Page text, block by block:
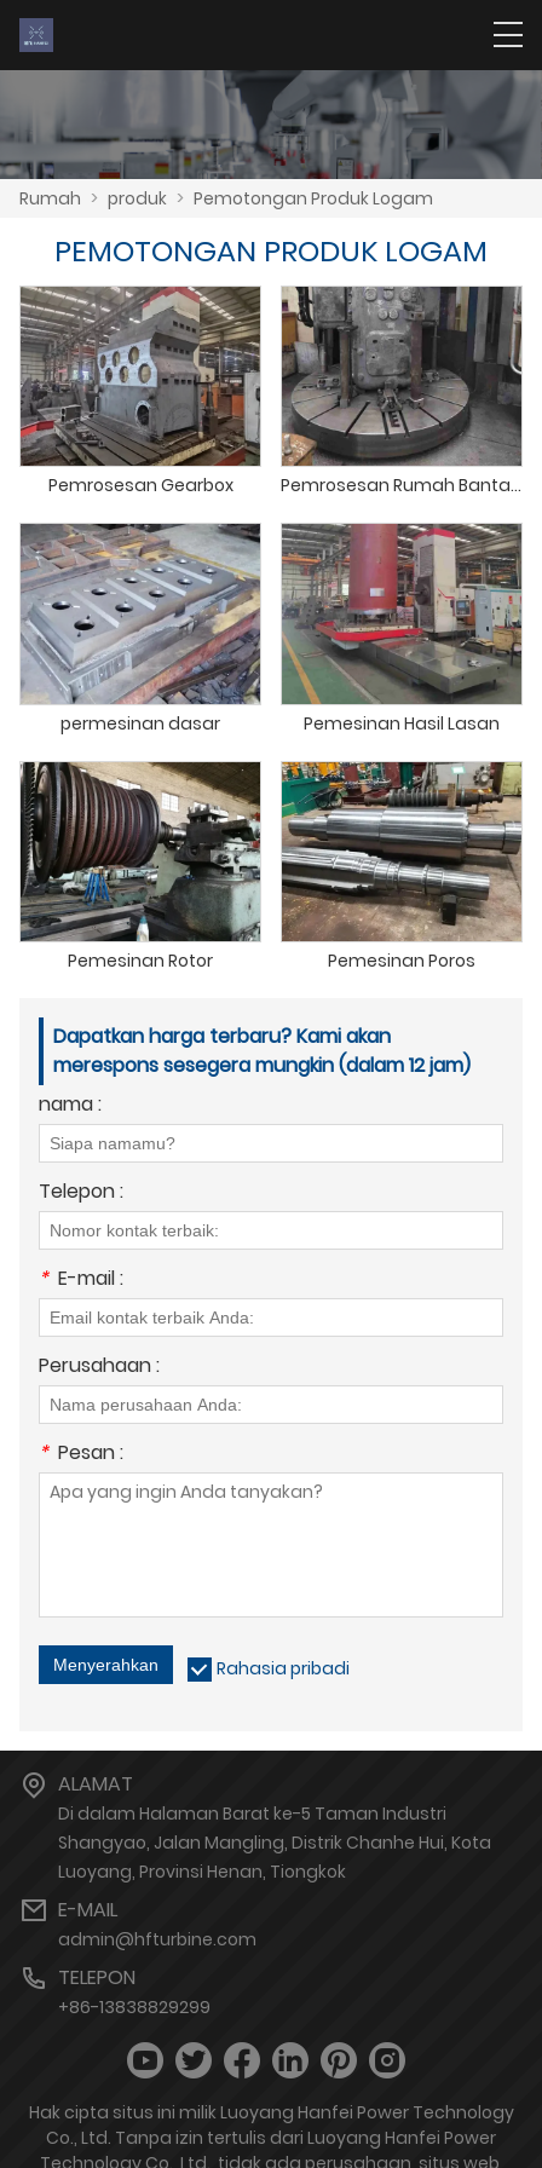
Rumah > produk > Pemotongan Produk Logam
PEMOTONGAN PRODUK LOGAM
Pemrosesan Gearbox Pemrosesan Rumah Bantalan
permesinan dasar Pemesinan Hasil Lasan
Pemesinan Rotor Pemesinan Poros
Dapatkan harga terbaru? Kami akan
merespons sesegera mungkin (dalam 12 jam)
nama :
Telepon :
* E-mail :
Perusahaan :
* Pesan :
Menyerahkan Rahasia pribadi
ALAMAT
Di dalam Halaman Barat ke-5 Taman Industri
Shangyao, Jalan Mangling, Distrik Chanhe Hui, Kota
Luoyang, Provinsi Henan, Tiongkok
E-MAIL
admin@hfturbine.com
TELEPON
+86-13838829299
Hak cipta situs ini milik Luoyang Hanfei Power Technology
Co., Ltd. Tanpa izin tertulis dari Luoyang Hanfei Power